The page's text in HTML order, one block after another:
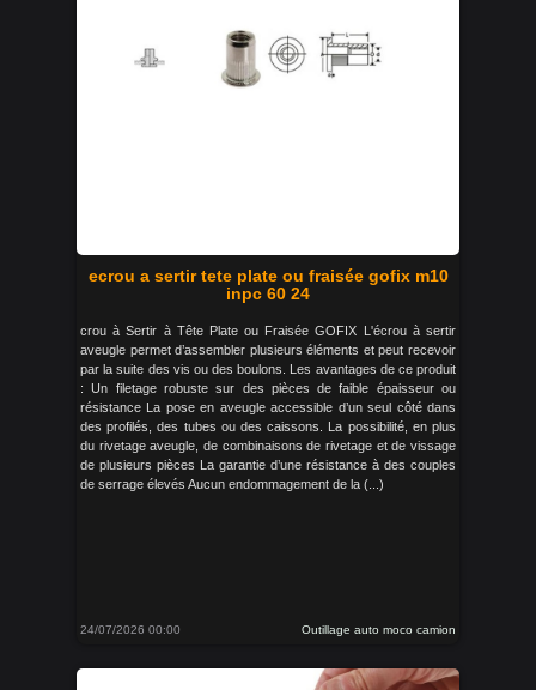
ecrou a sertir tete plate ou fraisée gofix m10
inpc 60 24
crou à Sertir à Tête Plate ou Fraisée GOFIX L'écrou à sertir
aveugle permet d’assembler plusieurs éléments et peut recevoir
par la suite des vis ou des boulons. Les avantages de ce produit
: Un filetage robuste sur des pièces de faible épaisseur ou
résistance La pose en aveugle accessible d’un seul côté dans
des profilés, des tubes ou des caissons. La possibilité, en plus
du rivetage aveugle, de combinaisons de rivetage et de vissage
de plusieurs pièces La garantie d’une résistance à des couples
de serrage élevés Aucun endommagement de la (...)
24/07/2026 00:00 Outillage auto moco camion